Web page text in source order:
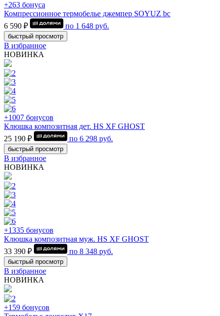
+263 бонуса
Компрессионное термобелье джемпер SOYUZ bc
6 590 ₽
по 1 648 руб.
быстрый просмотр
В избранное
НОВИНКА
+1007 бонусов
Клюшка композитная дет. HS XF GHOST
25 190 ₽
по 6 298 руб.
быстрый просмотр
В избранное
НОВИНКА
+1335 бонусов
Клюшка композитная муж. HS XF GHOST
33 390 ₽
по 8 348 руб.
быстрый просмотр
В избранное
НОВИНКА
+159 бонусов